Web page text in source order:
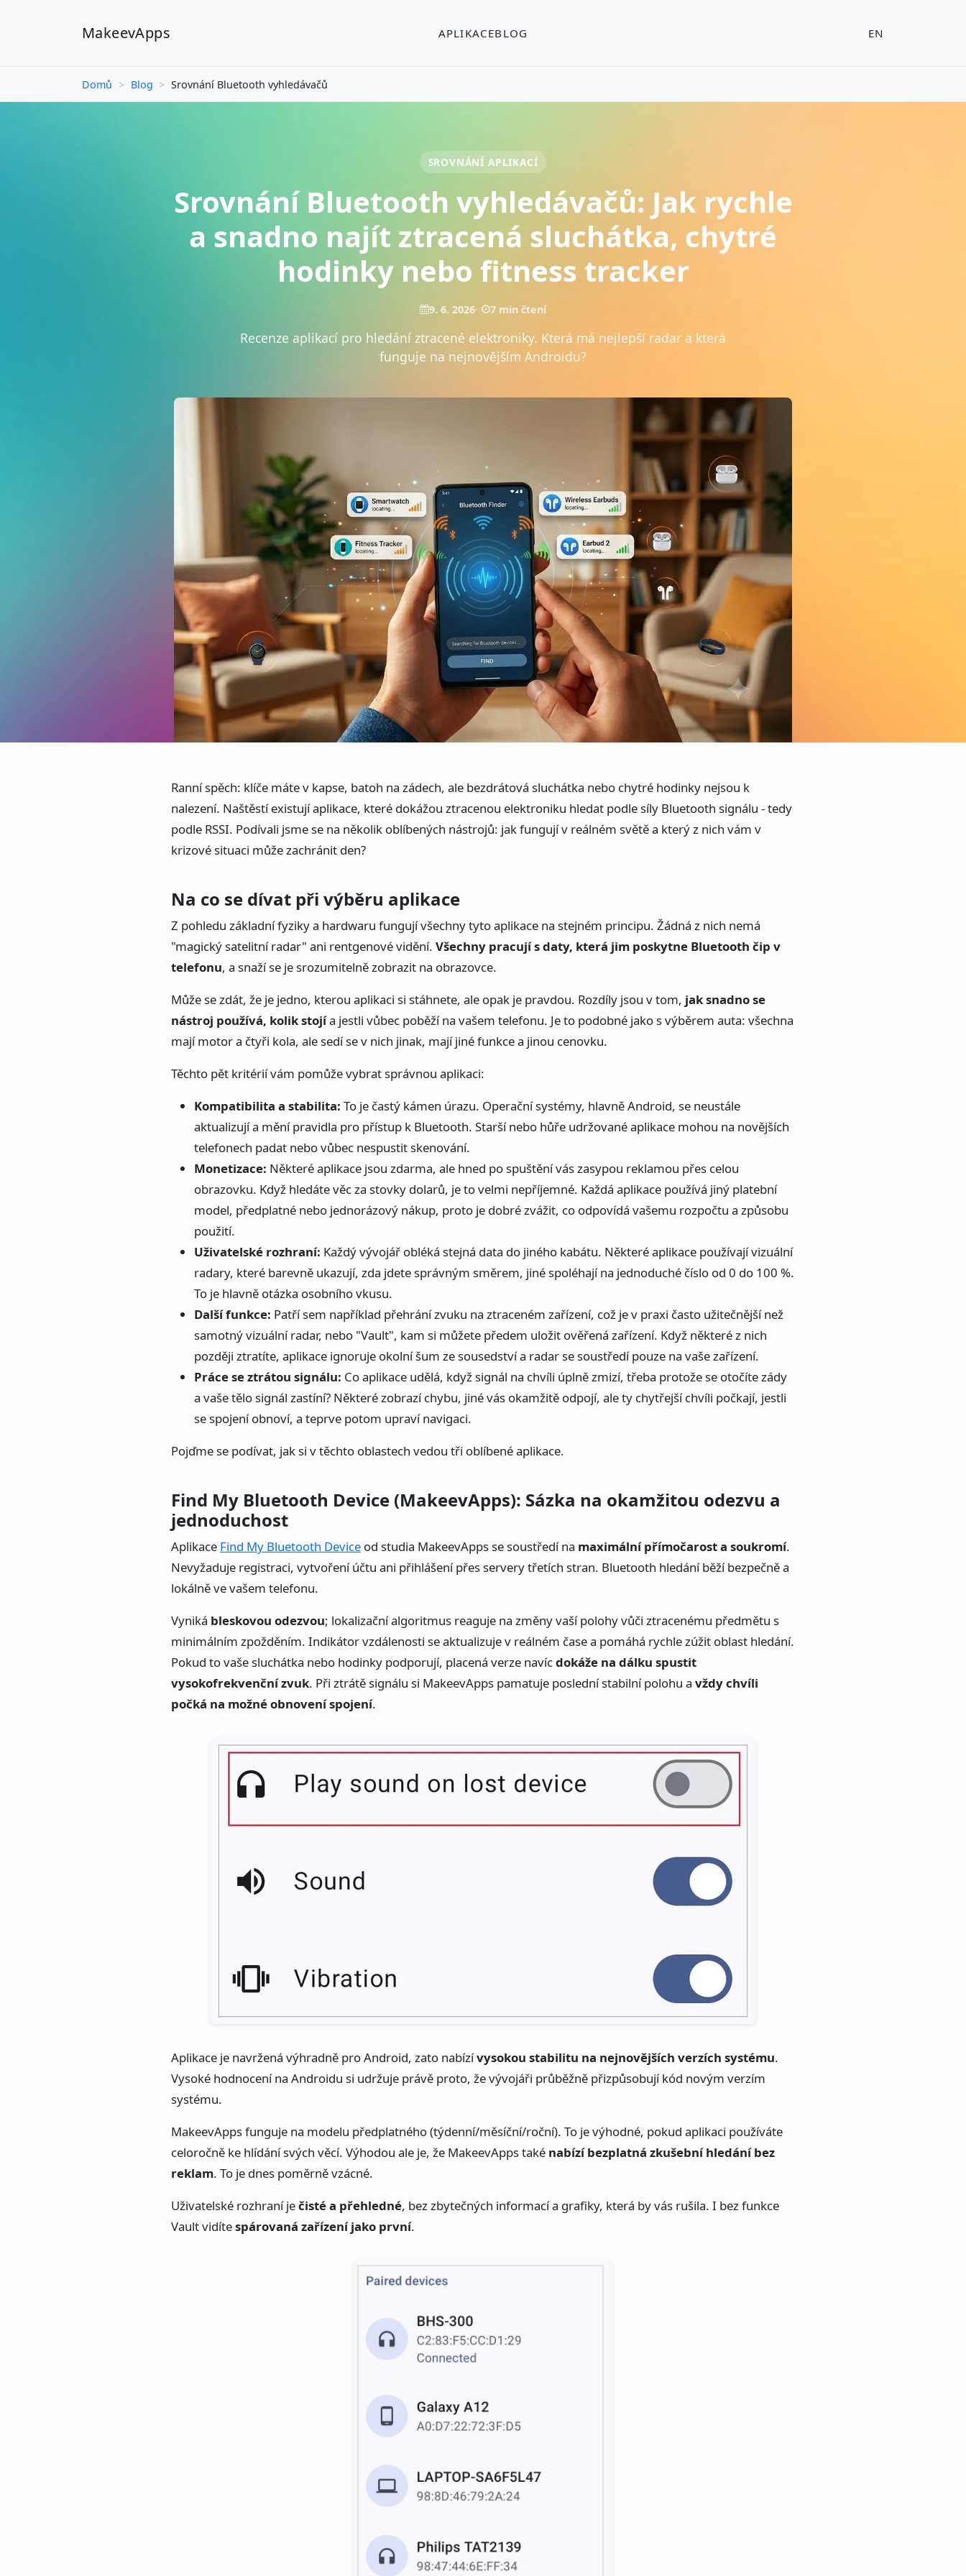
MakeevApps APLIKACEBLOG EN
Domů > Blog > Srovnání Bluetooth vyhledávačů
SROVNÁNÍ APLIKACÍ
Srovnání Bluetooth vyhledávačů: Jak rychle
a snadno najít ztracená sluchátka, chytré
hodinky nebo fitness tracker
9. 6. 2026 7 min čtení
Recenze aplikací pro hledání ztracené elektroniky. Která má nejlepší radar a která
funguje na nejnovějším Androidu?
Ranní spěch: klíče máte v kapse, batoh na zádech, ale bezdrátová sluchátka nebo chytré hodinky nejsou k
nalezení. Naštěstí existují aplikace, které dokážou ztracenou elektroniku hledat podle síly Bluetooth signálu - tedy
podle RSSI. Podívali jsme se na několik oblíbených nástrojů: jak fungují v reálném světě a který z nich vám v
krizové situaci může zachránit den?
Na co se dívat při výběru aplikace
Z pohledu základní fyziky a hardwaru fungují všechny tyto aplikace na stejném principu. Žádná z nich nemá
"magický satelitní radar" ani rentgenové vidění. Všechny pracují s daty, která jim poskytne Bluetooth čip v
telefonu, a snaží se je srozumitelně zobrazit na obrazovce.
Může se zdát, že je jedno, kterou aplikaci si stáhnete, ale opak je pravdou. Rozdíly jsou v tom, jak snadno se
nástroj používá, kolik stojía jestli vůbec poběží na vašem telefonu. Je to podobné jako s výběrem auta: všechna
mají motor a čtyři kola, ale sedí se v nich jinak, mají jiné funkce a jinou cenovku.
Těchto pět kritérií vám pomůže vybrat správnou aplikaci:
Kompatibilita a stabilita: To je častý kámen úrazu. Operační systémy, hlavně Android, se neustále
aktualizují a mění pravidla pro přístup k Bluetooth. Starší nebo hůře udržované aplikace mohou na novějších
telefonech padat nebo vůbec nespustit skenování.
Monetizace: Některé aplikace jsou zdarma, ale hned po spuštění vás zasypou reklamou přes celou
obrazovku. Když hledáte věc za stovky dolarů, je to velmi nepříjemné. Každá aplikace používá jiný platební
model, předplatné nebo jednorázový nákup, proto je dobré zvážit, co odpovídá vašemu rozpočtu a způsobu
použití.
Uživatelské rozhraní: Každý vývojář obléká stejná data do jiného kabátu. Některé aplikace používají vizuální
radary, které barevně ukazují, zda jdete správným směrem, jiné spoléhají na jednoduché číslo od 0 do 100 %.
To je hlavně otázka osobního vkusu.
Další funkce: Patří sem například přehrání zvuku na ztraceném zařízení, což je v praxi často užitečnější než
samotný vizuální radar, nebo "Vault", kam si můžete předem uložit ověřená zařízení. Když některé z nich
později ztratíte, aplikace ignoruje okolní šum ze sousedství a radar se soustředí pouze na vaše zařízení.
Práce se ztrátou signálu: Co aplikace udělá, když signál na chvíli úplně zmizí, třeba protože se otočíte zády
a vaše tělo signál zastíní? Některé zobrazí chybu, jiné vás okamžitě odpojí, ale ty chytřejší chvíli počkají, jestli
se spojení obnoví, a teprve potom upraví navigaci.
Pojďme se podívat, jak si v těchto oblastech vedou tři oblíbené aplikace.
Find My Bluetooth Device (MakeevApps): Sázka na okamžitou odezvu a
jednoduchost
Aplikace Find My Bluetooth Device od studia MakeevApps se soustředí na maximální přímočarost a soukromí.
Nevyžaduje registraci, vytvoření účtu ani přihlášení přes servery třetích stran. Bluetooth hledání běží bezpečně a
lokálně ve vašem telefonu.
Vyniká bleskovou odezvou; lokalizační algoritmus reaguje na změny vaší polohy vůči ztracenému předmětu s
minimálním zpožděním. Indikátor vzdálenosti se aktualizuje v reálném čase a pomáhá rychle zúžit oblast hledání.
Pokud to vaše sluchátka nebo hodinky podporují, placená verze navícdokáže na dálku spustit
vysokofrekvenční zvuk. Při ztrátě signálu si MakeevApps pamatuje poslední stabilní polohu a vždy chvíli
počká na možné obnovení spojení.
Aplikace je navržená výhradně pro Android, zato nabízívysokou stabilitu na nejnovějších verzích systému.
Vysoké hodnocení na Androidu si udržuje právě proto, že vývojáři průběžně přizpůsobují kód novým verzím
systému.
MakeevApps funguje na modelu předplatného (týdenní/měsíční/roční). To je výhodné, pokud aplikaci používáte
celoročně ke hlídání svých věcí. Výhodou ale je, že MakeevApps také nabízí bezplatná zkušební hledání bez
reklam. To je dnes poměrně vzácné.
Uživatelské rozhraní ječisté a přehledné, bez zbytečných informací a grafiky, která by vás rušila. I bez funkce
Vault vidítespárovaná zařízení jako první.